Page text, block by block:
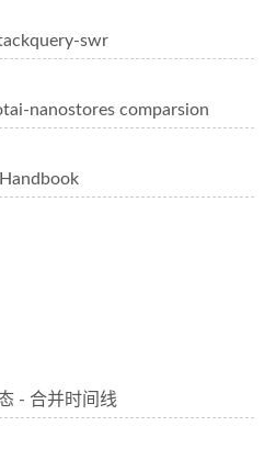
swr
nanostores comparsion
- 合并时间线